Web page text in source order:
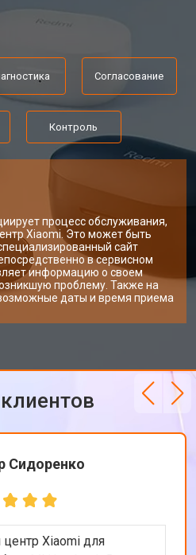
Согласование
Контроль
процесс обслуживания,
Xiaomi. Это может быть
сайт
в сервисном
информацию о своем
проблему. Также на
даты и время приема
Сидоренко
Xiaomi для